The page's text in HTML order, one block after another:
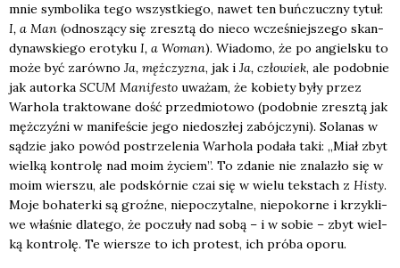
mnie sym­bo­li­ka tego wszyst­kie­go, nawet ten buń­czucz­ny tytuł:
I, a Man (odno­szą­cy się zresz­tą do nie­co wcze­śniej­sze­go skan­
dy­naw­skie­go ero­ty­ku I, a Woman). Wia­do­mo, że po angiel­sku to
może być zarów­no Ja, męż­czy­zna, jak i Ja, czło­wiek, ale podob­nie
jak autor­ka SCUM Mani­fe­sto uwa­żam, że kobie­ty były przez
War­ho­la trak­to­wa­ne dość przed­mio­to­wo (podob­nie zresz­tą jak
męż­czyź­ni w mani­fe­ście jego nie­do­szłej zabój­czy­ni). Sola­nas w
sądzie jako powód postrze­le­nia War­ho­la poda­ła taki: „Miał zbyt
wiel­ką kon­tro­lę nad moim życiem”. To zda­nie nie zna­la­zło się w
moim wier­szu, ale pod­skór­nie czai się w wie­lu tek­stach z Histy.
Moje boha­ter­ki są groź­ne, nie­po­czy­tal­ne, nie­po­kor­ne i krzy­kli­
we wła­śnie dla­te­go, że poczu­ły nad sobą – i w sobie – zbyt wiel­
ką kon­tro­lę. Te wier­sze to ich pro­test, ich pró­ba opo­ru.